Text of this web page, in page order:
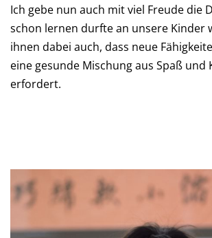
Ich gebe nun auch mit viel Freude die
schon lernen durfte an unsere Kinder
ihnen dabei auch, dass neue
eine gesunde Mischung aus Spaß
erfordert.